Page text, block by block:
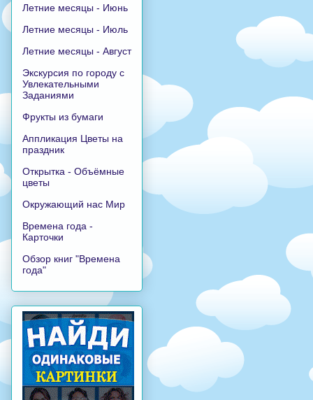
Летние месяцы - Июнь
Летние месяцы - Июль
Летние месяцы - Август
Экскурсия по городу с
Увлекательными
Заданиями
Фрукты из бумаги
Аппликация Цветы на
праздник
Открытка - Объёмные
цветы
Окружающий нас Мир
Времена года -
Карточки
Обзор книг "Времена
года"